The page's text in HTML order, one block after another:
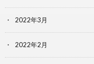
2022年3月
2022年2月